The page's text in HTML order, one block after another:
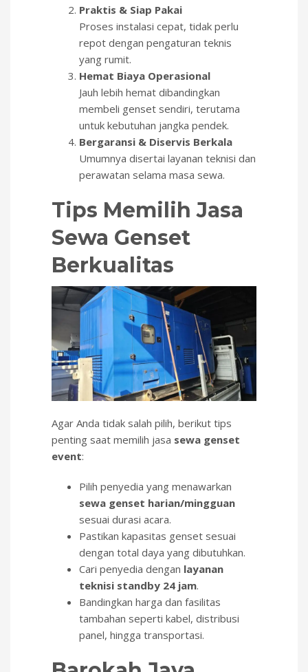
Praktis & Siap Pakai
Proses instalasi cepat, tidak perlu
repot dengan pengaturan teknis
yang rumit.
Hemat Biaya Operasional
Jauh lebih hemat dibandingkan
membeli genset sendiri, terutama
untuk kebutuhan jangka pendek.
Bergaransi & Diservis Berkala
Umumnya disertai layanan teknisi dan
perawatan selama masa sewa.
Tips Memilih Jasa
Sewa Genset
Berkualitas
Agar Anda tidak salah pilih, berikut tips
penting saat memilih jasa sewa genset
event:
Pilih penyedia yang menawarkan
sewa genset harian/mingguan
sesuai durasi acara.
Pastikan kapasitas genset sesuai
dengan total daya yang dibutuhkan.
Cari penyedia dengan layanan
teknisi standby 24 jam.
Bandingkan harga dan fasilitas
tambahan seperti kabel, distribusi
panel, hingga transportasi.